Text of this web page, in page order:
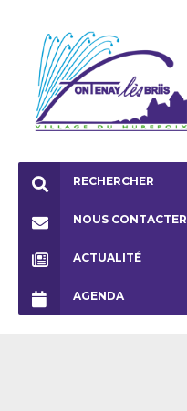
RECHERCHER
NOUS CONTACTER
ACTUALITÉ
AGENDA